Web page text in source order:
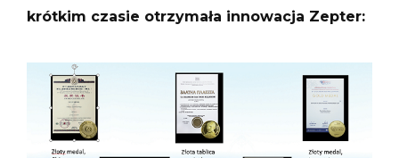
krótkim czasie otrzymała innowacja Zepter: